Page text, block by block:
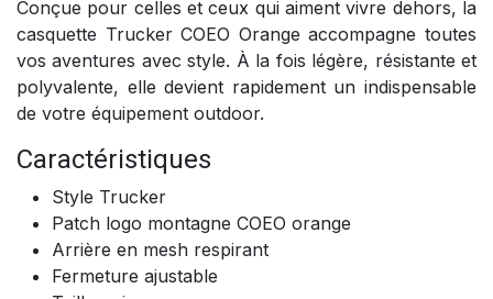
Conçue pour celles et ceux qui aiment vivre dehors, la
casquette Trucker COEO Orange accompagne toutes
vos aventures avec style. À la fois légère, résistante et
polyvalente, elle devient rapidement un indispensable
de votre équipement outdoor.
Caractéristiques
Style Trucker
Patch logo montagne COEO orange
Arrière en mesh respirant
Fermeture ajustable